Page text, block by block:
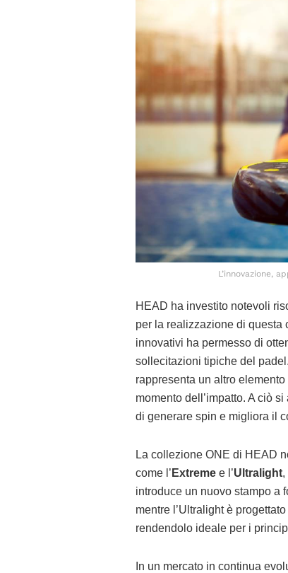
L’innovazione,
HEAD ha investito notevoli
per la realizzazione di questa
innovativi ha permesso di
sollecitazioni tipiche del
rappresenta un altro
momento dell’impatto. A ciò
di generare spin e migliora il
La collezione ONE di HEAD
come l’ Extreme e l’Ultralight,
introduce un nuovo stampo a
mentre l’Ultralight è
rendendolo ideale per i
In un mercato in continua